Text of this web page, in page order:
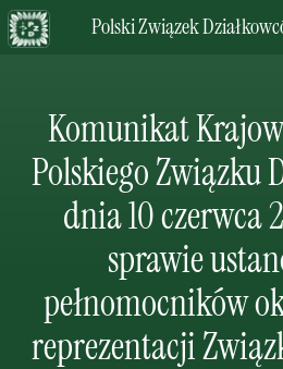
Polski Związek
Komunikat
Polskiego Związku
dnia 10 czerwca
sprawie
pełnomocników
reprezentacji